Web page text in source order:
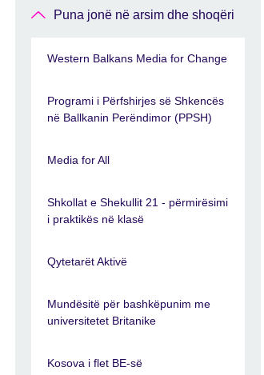
Puna jonë në arsim dhe shoqëri
Western Balkans Media for Change
Programi i Përfshirjes së Shkencës
në Ballkanin Perëndimor (PPSH)
Media for All
Shkollat e Shekullit 21 - përmirësimi
i praktikës në klasë
Qytetarët Aktivë
Mundësitë për bashkëpunim me
universitetet Britanike
Kosova i flet BE-së